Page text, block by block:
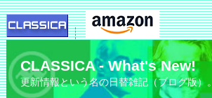
CLASSICA - What's New!
更新情報という名の日替雑記（ブログ版）。